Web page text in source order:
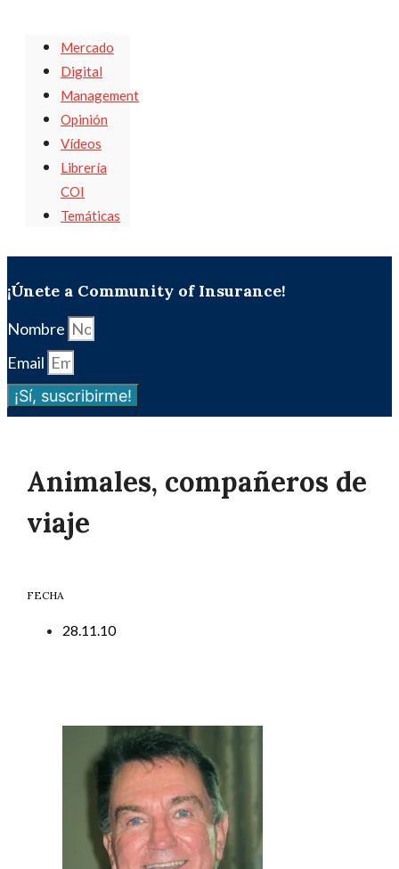
Mercado
Digital
Management
Opinión
Vídeos
Librería
COI
Temáticas
¡Únete a Community of Insurance!
Nombre
Email
¡Sí, suscribirme!
Animales, compañeros de
viaje
FECHA
28.11.10